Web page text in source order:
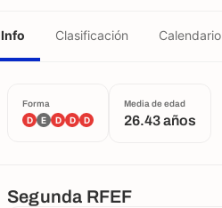
Info Clasificación Calendario
Forma
D E D D D
Media de edad
26.43 años
Segunda RFEF